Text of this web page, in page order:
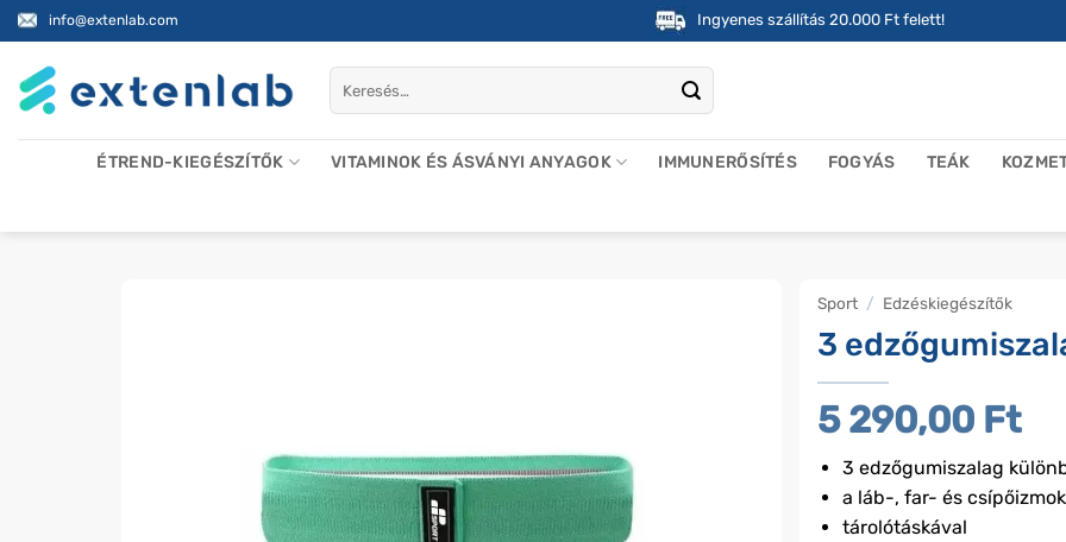
Skip
to
content
info@extenlab.com Ingyenes szállítás 20.000 Ft felett!
ÉTREND-KIEGÉSZÍTŐK VITAMINOK ÉS ÁSVÁNYI ANYAGOK IMMUNERŐSÍTÉS FOGYÁS TEÁK
Sport / Edzéskiegészítők
3
5 290,00 Ft
3 edzőgumiszalag
a láb-, far- és
tárolótáskával